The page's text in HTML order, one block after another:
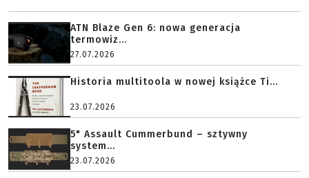
ATN Blaze Gen 6: nowa generacja
termowiz...
27.07.2026
Historia multitoola w nowej książce Ti...
23.07.2026
5" Assault Cummerbund – sztywny
system...
23.07.2026